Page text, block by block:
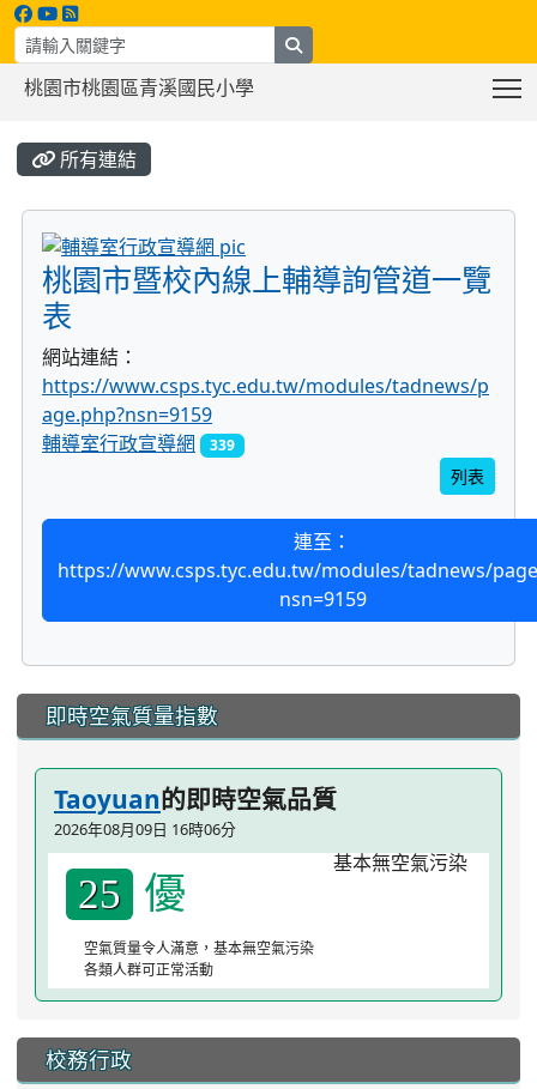
桃園市桃園區青溪國民小學
所有連結
桃園市暨校內線上輔導詢管道一覽
表
網站連結：
https://www.csps.tyc.edu.tw/modules/tadnews/p
age.php?nsn=9159
輔導室行政宣導網
339
列表
連至：
https://www.csps.tyc.edu.tw/modules/tadnews/
nsn=9159
::: 即時空氣質量指數
Taoyuan的即時空氣品質
2026年08月09日 16時06分
25 優
空氣質量令人滿意，基本無空氣污染
各類人群可正常活動
校務行政